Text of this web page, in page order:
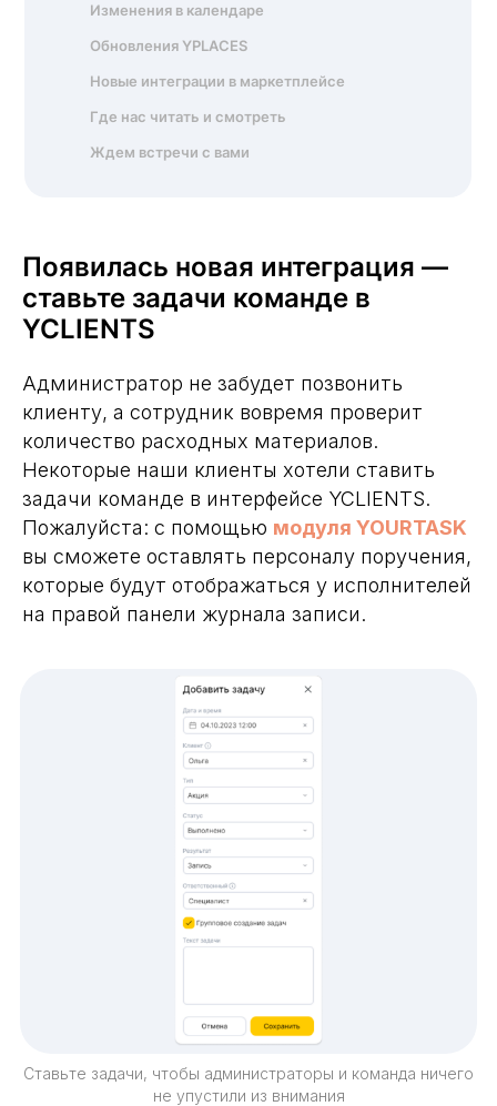
Изменения в календаре
Обновления YPLACES
Новые интеграции в маркетплейсе
Где нас читать и смотреть
Ждем встречи с вами
Появилась новая интеграция —
ставьте задачи команде в
YCLIENTS
Администратор не забудет позвонить
клиенту, а сотрудник вовремя проверит
количество расходных материалов.
Некоторые наши клиенты хотели ставить
задачи команде в интерфейсе YCLIENTS.
Пожалуйста: с помощью модуля YOURTASK
вы сможете оставлять персоналу поручения,
которые будут отображаться у исполнителей
на правой панели журнала записи.
Ставьте задачи, чтобы администраторы и команда ничего
не упустили из внимания